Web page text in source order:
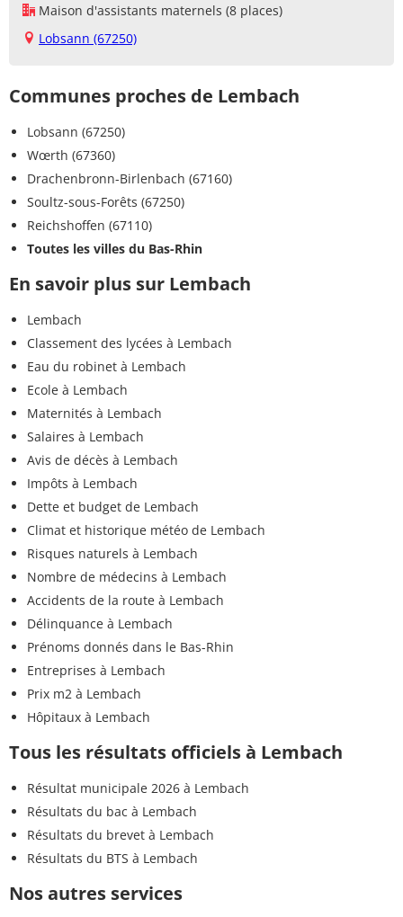
Maison d'assistants maternels (8 places)
Lobsann (67250)
Communes proches de Lembach
Lobsann (67250)
Wœrth (67360)
Drachenbronn-Birlenbach (67160)
Soultz-sous-Forêts (67250)
Reichshoffen (67110)
Toutes les villes du Bas-Rhin
En savoir plus sur Lembach
Lembach
Classement des lycées à Lembach
Eau du robinet à Lembach
Ecole à Lembach
Maternités à Lembach
Salaires à Lembach
Avis de décès à Lembach
Impôts à Lembach
Dette et budget de Lembach
Climat et historique météo de Lembach
Risques naturels à Lembach
Nombre de médecins à Lembach
Accidents de la route à Lembach
Délinquance à Lembach
Prénoms donnés dans le Bas-Rhin
Entreprises à Lembach
Prix m2 à Lembach
Hôpitaux à Lembach
Tous les résultats officiels à Lembach
Résultat municipale 2026 à Lembach
Résultats du bac à Lembach
Résultats du brevet à Lembach
Résultats du BTS à Lembach
Nos autres services